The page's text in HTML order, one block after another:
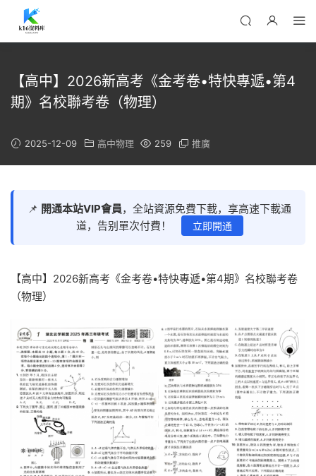
【高中】2026新高考《金考卷•特快專遞•第4
期》名校聯考卷（物理）
2025-12-09 高中物理 259 推廣
📌 開通本站VIP會員，全站資源免費下載，享高速下載通
道，告别單次付費！
立即開通
【高中】2026新高考《金考卷•特快專遞•第4期》名校聯考卷
（物理）